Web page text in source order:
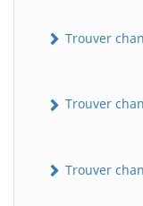
Trouver
Trouver
Trouver